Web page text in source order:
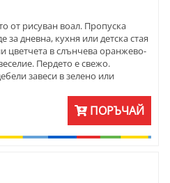
от рисуван воал. Пропуска
за дневна, кухня или детска стая
в слънчева оранжево-
Пердето е свежо.
завеси в зелено или
за маса. Пердетата са готови
плат.
ПОРЪЧАЙ